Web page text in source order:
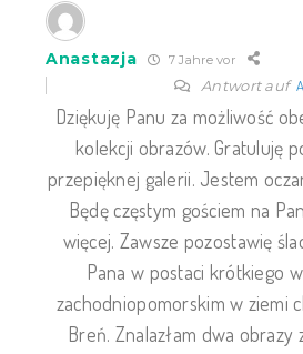
Anastazja 7 Jahre vor
Antwort auf
Dziękuję Panu za możliwość
kolekcji obrazów. Gratuluję
przepięknej galerii. Jestem
Będę częstym gościem na
więcej. Zawsze pozostawię
Pana w postaci krótkiego
zachodniopomorskim w ziemi
Breń. Znalazłam dwa